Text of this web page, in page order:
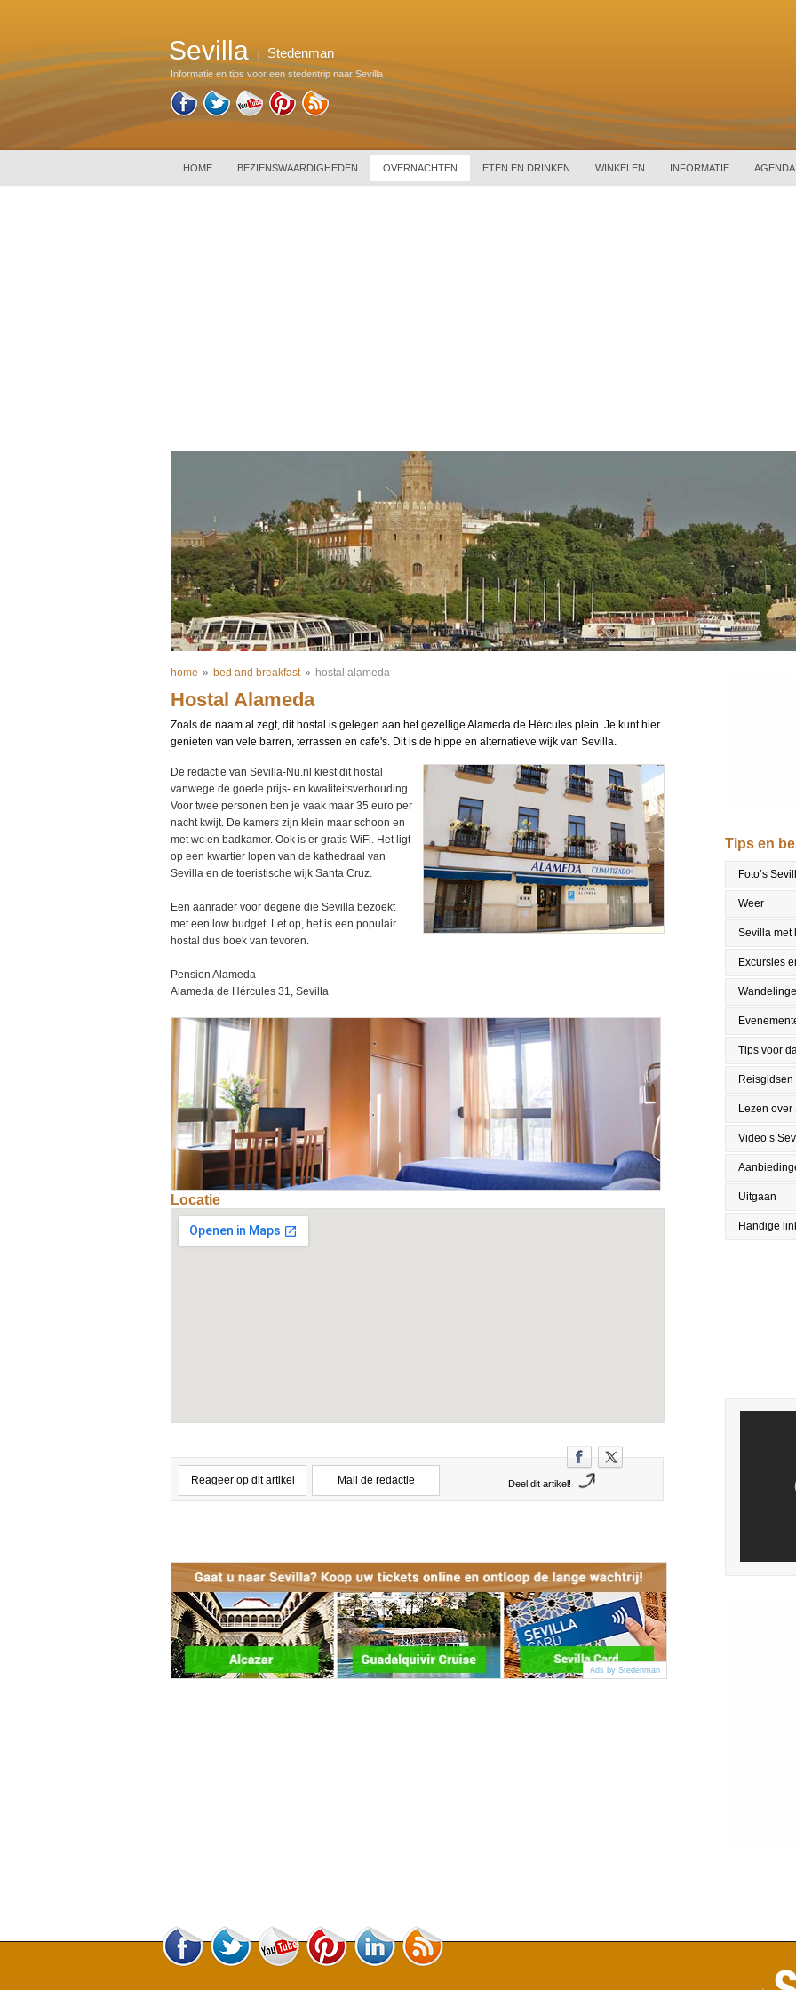
Sevilla Stedenman
Informatie en tips voor een stedentrip naar Sevilla
HOME BEZIENSWAARDIGHEDEN OVERNACHTEN ETEN EN DRINKEN WINKELEN INFORMATIE AGENDA
home » bed and breakfast » hostal alameda
Hostal Alameda
Zoals de naam al zegt, dit hostal is gelegen aan het gezellige Alameda de Hércules plein. Je kunt hier
genieten van vele barren, terrassen en cafe's. Dit is de hippe en alternatieve wijk van Sevilla.
De redactie van Sevilla-Nu.nl kiest dit hostal
vanwege de goede prijs- en kwaliteitsverhouding.
Voor twee personen ben je vaak maar 35 euro per
nacht kwijt. De kamers zijn klein maar schoon en
met wc en badkamer. Ook is er gratis WiFi. Het ligt
op een kwartier lopen van de kathedraal van
Sevilla en de toeristische wijk Santa Cruz.
Een aanrader voor degene die Sevilla bezoekt
met een low budget. Let op, het is een populair
hostal dus boek van tevoren.
Pension Alameda
Alameda de Hércules 31, Sevilla
Locatie
Reageer op dit artikel Mail de redactie Deel dit artikel!
Ads by Stedenman
Tips en
Foto’s
Weer
Sevilla met
Excursies
Tips voor
Reisgidsen
Lezen over
Video’s
Uitgaan
Handige